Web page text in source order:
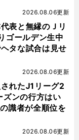
表と無縁のＪリ
ゴールデン生中
タな試合は見せ
2026.08.06更新
れたJ1リーグ2
ンの行方はい
識者が全順位を
2026.08.06更新
2026.08.06更新